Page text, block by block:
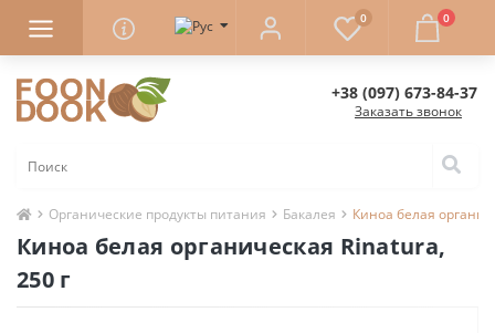
0 0
+38 (097) 673-84-37
Заказать звонок
Органические продукты питания Бакалея Киноа белая
Киноа белая органическая Rinatura,
250 г